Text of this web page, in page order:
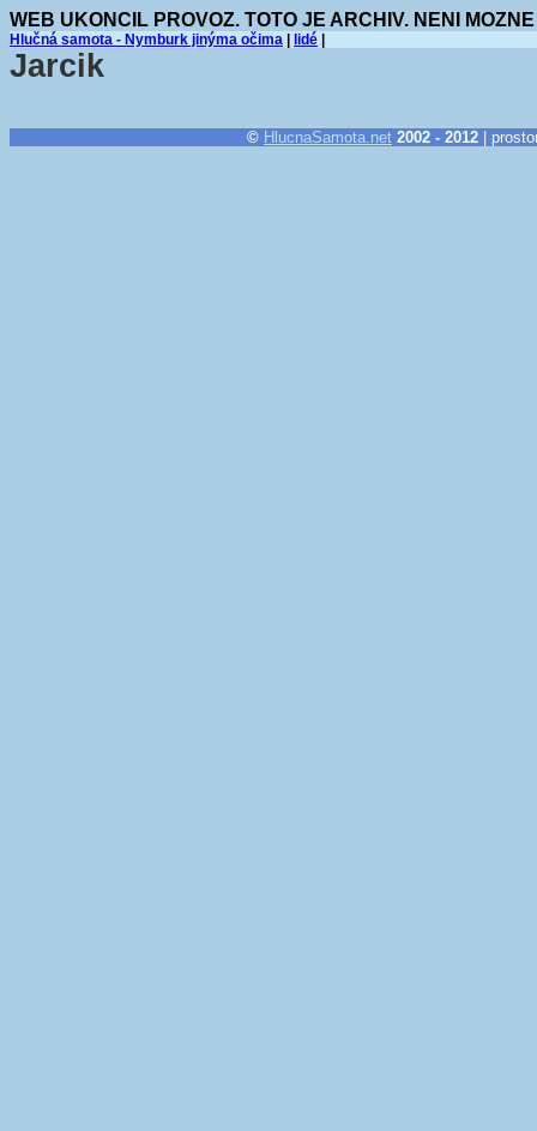
WEB UKONCIL PROVOZ. TOTO JE ARCHIV. NENI
Hlučná samota - Nymburk jinýma očima lidé
Jarcik
© HlucnaSamota.net 2002 - 2012 |